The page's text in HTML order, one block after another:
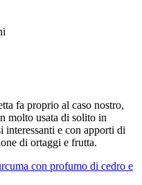
fa proprio al caso nostro,
molto usata di solito in
interessanti e con apporti di
di ortaggi e frutta.